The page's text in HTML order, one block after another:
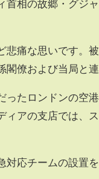
首相の故郷・グジ
悲痛な思いです。
閣僚および当局と
ったロンドンの空
ィアの支店では、
対応チームの設置を